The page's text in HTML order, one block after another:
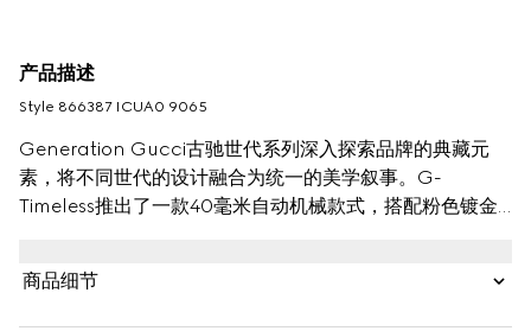
产品描述
Style ‎866387 ICUA0 9065
Generation Gucci古驰世代系列深入探索品牌的典藏元
素，将不同世代的设计融合为统一的美学叙事。G-
Timeless推出了一款40毫米自动机械款式，搭配粉色镀金
商品细节